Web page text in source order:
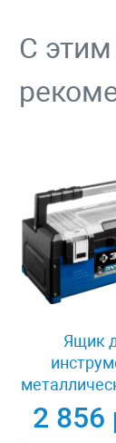
С
Ящик
СПУТНИК-
18
2 856